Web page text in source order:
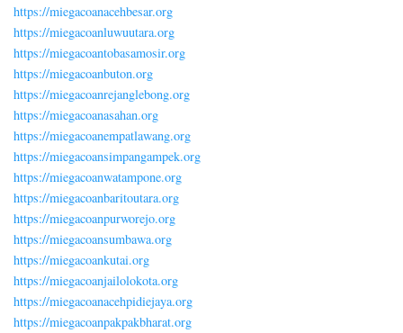
https://miegacoanacehbesar.org
https://miegacoanluwuutara.org
https://miegacoantobasamosir.org
https://miegacoanbuton.org
https://miegacoanrejanglebong.org
https://miegacoanasahan.org
https://miegacoanempatlawang.org
https://miegacoansimpangampek.org
https://miegacoanwatampone.org
https://miegacoanbaritoutara.org
https://miegacoanpurworejo.org
https://miegacoansumbawa.org
https://miegacoankutai.org
https://miegacoanjailolokota.org
https://miegacoanacehpidiejaya.org
https://miegacoanpakpakbharat.org